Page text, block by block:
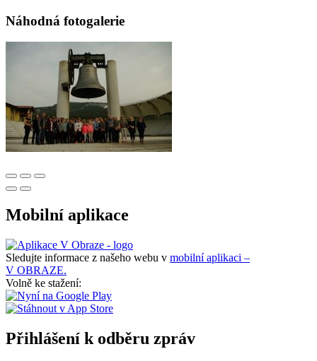
Náhodná fotogalerie
Mobilní aplikace
Sledujte informace z našeho webu v mobilní aplikaci –
V OBRAZE.
Volně ke stažení:
Přihlášení k odběru zpráv